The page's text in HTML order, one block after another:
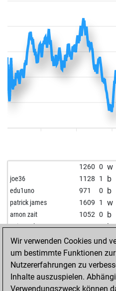
1260 0 w
joe36 1128 1 b
edu1uno 971 0 b
patrick james 1609 1 w
arnon zait 1052 0 b
universals 1255 0 b
beluga123 1247 0 w
beluga123 1234 0 b
zabegm 1305 0 w
chitu28 1338 0 b
tamaghno 1022 0 w
Wir verwenden Cookies und
um bestimmte Funktionen
Nutzererfahrungen zu
Inhalte auszuspielen.
Verwendungszweck können